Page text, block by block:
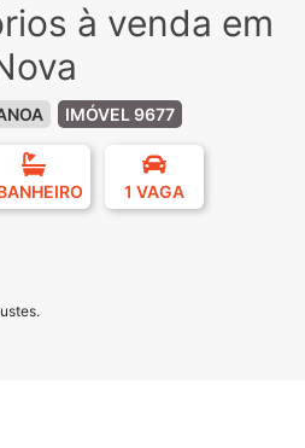
à venda em
IMÓVEL 9677
1 VAGA